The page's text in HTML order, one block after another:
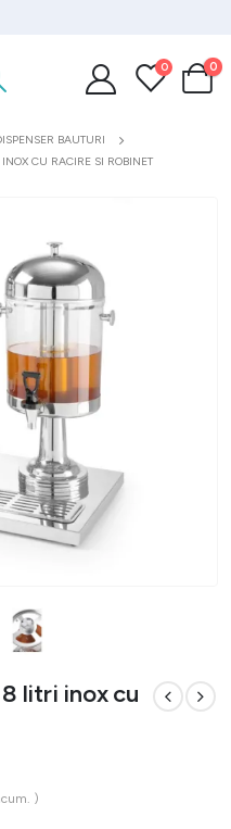
0 0
BAUTURI
CU RACIRE SI ROBINET
litri inox cu
)